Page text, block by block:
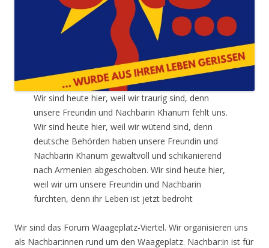
Wir sind heute hier, weil wir traurig sind, denn
unsere Freundin und Nachbarin Khanum fehlt uns.
Wir sind heute hier, weil wir wütend sind, denn
deutsche Behörden haben unsere Freundin und
Nachbarin Khanum gewaltvoll und schikanierend
nach Armenien abgeschoben. Wir sind heute hier,
weil wir um unsere Freundin und Nachbarin
fürchten, denn ihr Leben ist jetzt bedroht
Wir sind das Forum Waageplatz-Viertel. Wir organisieren uns
als Nachbar:innen rund um den Waageplatz. Nachbar:in ist für